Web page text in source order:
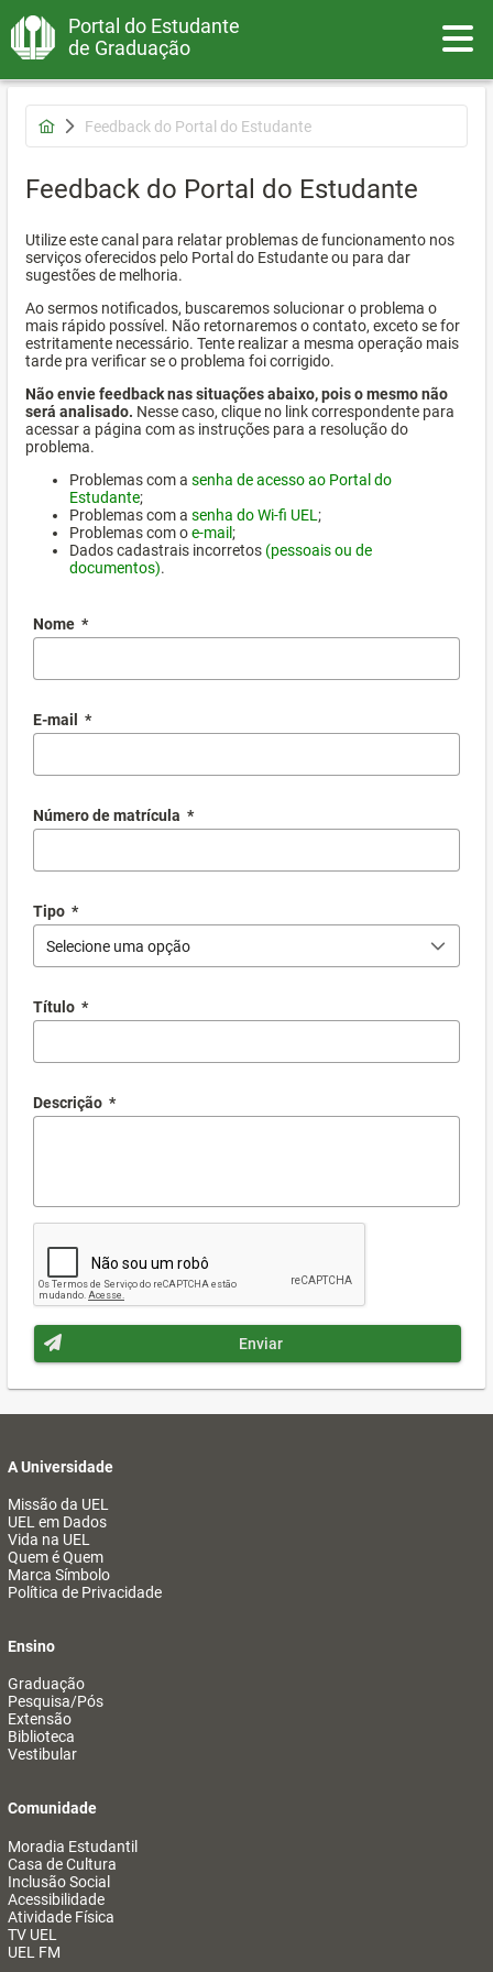
Portal do Estudante
de Graduação
Feedback do Portal do Estudante
Feedback do Portal do Estudante
Utilize este canal para relatar problemas de funcionamento nos
serviços oferecidos pelo Portal do Estudante ou para dar
sugestões de melhoria.
Ao sermos notificados, buscaremos solucionar o problema o
mais rápido possível. Não retornaremos o contato, exceto se for
estritamente necessário. Tente realizar a mesma operação mais
tarde pra verificar se o problema foi corrigido.
Não envie feedback nas situações abaixo, pois o mesmo não
será analisado. Nesse caso, clique no link correspondente para
acessar a página com as instruções para a resolução do
problema.
Problemas com a senha de acesso ao Portal do
Estudante;
Problemas com a senha do Wi-fi UEL ;
Problemas com oe-mail;
Dados cadastrais incorretos (pessoais ou de
documentos).
Nome *
E-mail *
Número de matrícula *
Tipo *
Selecione uma opção
Título *
Descrição *
Enviar
A Universidade
Missão da UEL
UEL em Dados
Vida na UEL
Quem é Quem
Marca Símbolo
Política de Privacidade
Ensino
Graduação
Pesquisa/Pós
Extensão
Biblioteca
Vestibular
Comunidade
Moradia Estudantil
Casa de Cultura
Inclusão Social
Acessibilidade
Atividade Física
TV UEL
UEL FM